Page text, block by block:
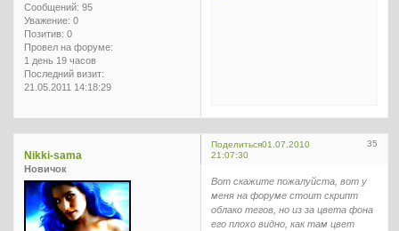
Сообщений: 95
Уважение: 0
Позитив: 0
Провел на форуме:
1 день 19 часов
Последний визит:
21.05.2011 14:18:29
Поделиться 35
01.07.2010
21:07:30
Nikki-sama
Новичок
Вот скажите пожалуйста, вот у
меня на форуме стоит скрипт
облако тегов, но из за цвета фона
его плохо видно, как там цвет